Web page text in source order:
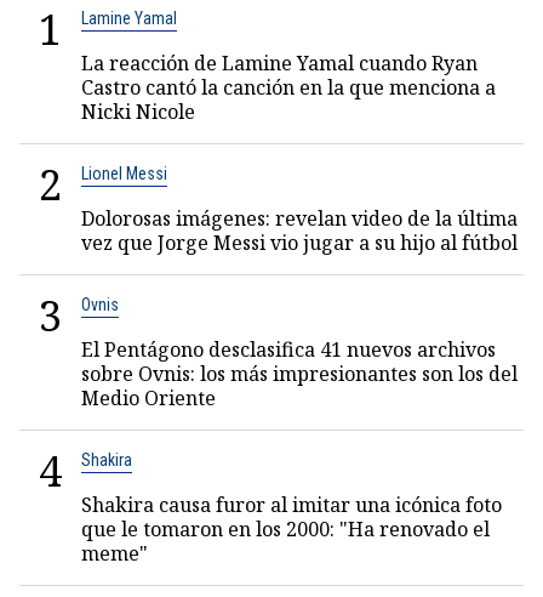
1 Lamine Yamal
La reacción de Lamine Yamal cuando Ryan
Castro cantó la canción en la que menciona a
Nicki Nicole
2 Lionel Messi
Dolorosas imágenes: revelan video de la última
vez que Jorge Messi vio jugar a su hijo al fútbol
3 Ovnis
El Pentágono desclasifica 41 nuevos archivos
sobre Ovnis: los más impresionantes son los del
Medio Oriente
4 Shakira
Shakira causa furor al imitar una icónica foto
que le tomaron en los 2000: "Ha renovado el
meme"